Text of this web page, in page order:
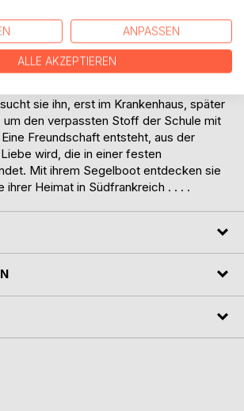
dabei schwer verletzt. Lange liegt er im
im Hospital, erwacht, und kann sich nur
erinnern.
Mädchen kommt zu Besuch ins
sie ihn, erst im Krankenhaus, später
um den verpassten Stoff der Schule mit
Freundschaft entsteht, aus der
wird, die in einer festen
Mit ihrem Segelboot entdecken sie
ihrer Heimat in Südfrankreich . . . .
ANPASSEN
ALLE AKZEPTIEREN